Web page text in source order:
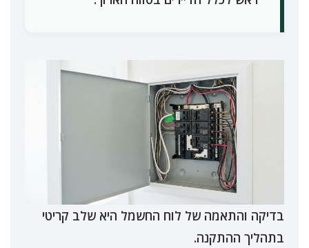
בדיקה והתאמה של לוח החשמל היא שלב קריטי
בתהליך ההתקנה.